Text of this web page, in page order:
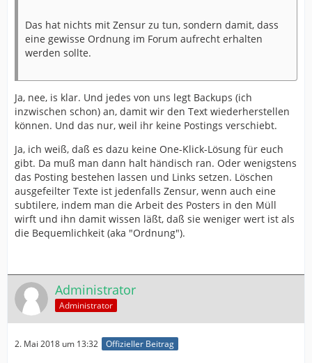
Das hat nichts mit Zensur zu tun, sondern damit, dass
eine gewisse Ordnung im Forum aufrecht erhalten
werden sollte.
Ja, nee, is klar. Und jedes von uns legt Backups (ich
inzwischen schon) an, damit wir den Text wiederherstellen
können. Und das nur, weil ihr keine Postings verschiebt.
Ja, ich weiß, daß es dazu keine One-Klick-Lösung für euch
gibt. Da muß man dann halt händisch ran. Oder wenigstens
das Posting bestehen lassen und Links setzen. Löschen
ausgefeilter Texte ist jedenfalls Zensur, wenn auch eine
subtilere, indem man die Arbeit des Posters in den Müll
wirft und ihn damit wissen läßt, daß sie weniger wert ist als
die Bequemlichkeit (aka "Ordnung").
Administrator
Administrator
2. Mai 2018 um 13:32 Offizieller Beitrag